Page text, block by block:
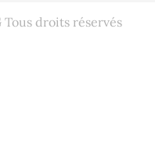
Tous droits réservés